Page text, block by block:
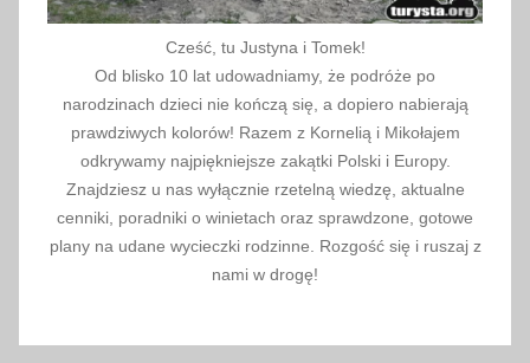
Cześć, tu Justyna i Tomek!
Od blisko 10 lat udowadniamy, że podróże po
narodzinach dzieci nie kończą się, a dopiero nabierają
prawdziwych kolorów! Razem z Kornelią i Mikołajem
odkrywamy najpiękniejsze zakątki Polski i Europy.
Znajdziesz u nas wyłącznie rzetelną wiedzę, aktualne
cenniki, poradniki o winietach oraz sprawdzone, gotowe
plany na udane wycieczki rodzinne. Rozgość się i ruszaj z
nami w drogę!